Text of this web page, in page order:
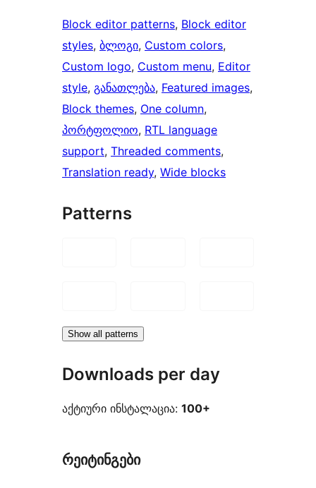
Block editor patterns, Block editor
styles, ბლოგი, Custom colors
Custom logo, Custom menu, Editor
style, განათლება, Featured images
Block themes, One column
პორტფოლიო, RTL language
support, Threaded comments
Translation ready, Wide blocks
Patterns
Show all patterns
Downloads per day
აქტიური ინსტალაცია: 100+
რეიტინგები